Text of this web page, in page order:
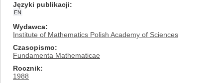
Języki publikacji
EN
Wydawca
Institute of Mathematics Polish Academy of Sciences
Czasopismo
Fundamenta Mathematicae
Rocznik
1988